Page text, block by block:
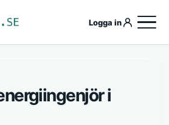
Logga in
i